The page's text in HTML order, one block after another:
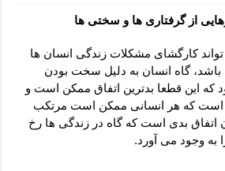
برای چشم زخم – دعای چشم زخم ماشاالله
مجرب برای آرامش قلب و رفع اضطراب
یک روز – دعای ثروت حضرت سلیمان
از گرفتاری ها و سختی ها
کارگشای مشکلات زندگی انسان ها
گاه انسان به دلیل سخت بودن
که این قطعا بدترین اتفاق ممکن است و
است که هر انسانی ممکن است مرتکب
اتفاق بدی است که گاه در زندگی ها رخ
به وجود می آورد.